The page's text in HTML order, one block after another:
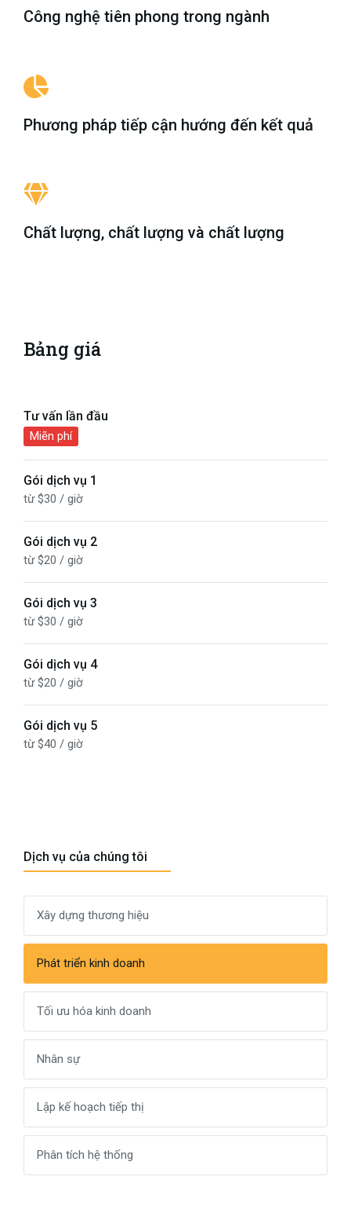
Công nghệ tiên phong trong ngành
Phương pháp tiếp cận hướng đến kết quả
Chất lượng, chất lượng và chất lượng
Bảng giá
Tư vấn lần đầu
Miẽn phí
Gói dịch vụ 1
từ $30 / giờ
Gói dịch vụ 2
từ $20 / giờ
Gói dịch vụ 3
từ $30 / giờ
Gói dịch vụ 4
từ $20 / giờ
Gói dịch vụ 5
từ $40 / giờ
Dịch vụ của chúng tôi
Xây dựng thương hiệu
Phát triển kinh doanh
Tối ưu hóa kinh doanh
Nhân sự
Lập kế hoạch tiếp thị
Phân tích hệ thống